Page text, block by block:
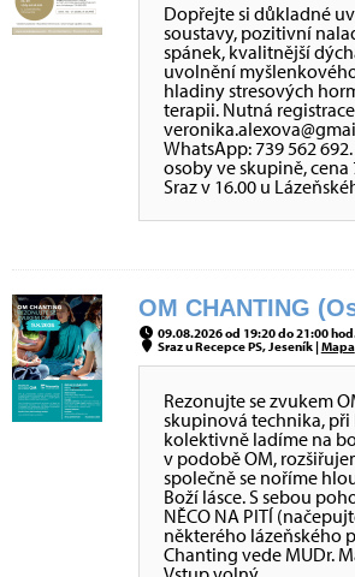
Dopřejte si důkladné
soustavy, pozitivní
spánek, kvalitnější
uvolnění
hladiny stresových
terapii. Nutná
WhatsApp: 739 562
osoby ve skupině, cena
Sraz v 16.00 u
OM CHANTING
09.08.2026 od 19:20 do 21:00
Sraz u Recepce PS, Jeseník |Mapa
Rezonujte se zvukem
skupinová technika, při
kolektivně ladíme na
v podobě OM,
společně se noříme
Boží lásce. S sebou
NĚCO NA PITÍ
některého lázeňského
Chanting vede MUDr.